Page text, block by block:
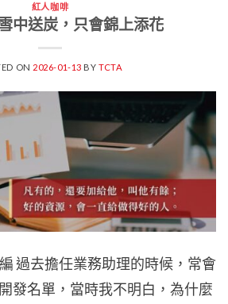
紅人咖啡
中送炭，只會錦上添花
ON 2026-01-13 BYTCTA
過去擔任業務助理的時候，常會
發名單，當時我不明白，為什麼